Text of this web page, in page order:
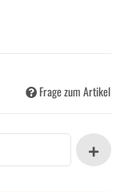
Frage zum Artikel